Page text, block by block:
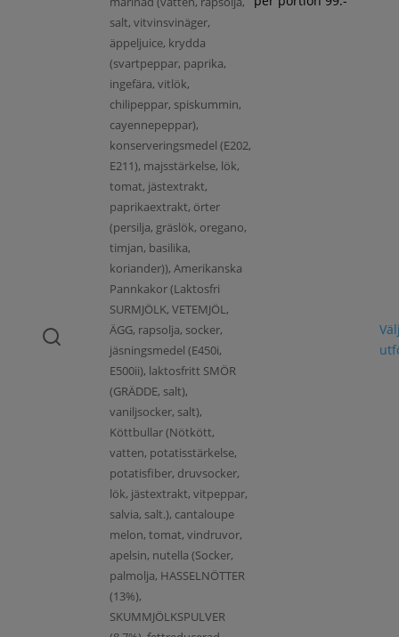
salt, vitvinsvinäger,
äppeljuice, krydda
(svartpeppar, paprika,
ingefära, vitlök,
chilipeppar, spiskummin,
cayennepeppar),
konserveringsmedel (E202,
E211), majsstärkelse, lök,
tomat, jästextrakt,
paprikaextrakt, örter
(persilja, gräslök, oregano,
timjan, basilika,
koriander)), Amerikanska
Pannkakor (Laktosfri
SURMJÖLK, VETEMJÖL,
ÄGG, rapsolja, socker,
jäsningsmedel (E450i,
E500ii), laktosfritt SMÖR
(GRÄDDE, salt),
vaniljsocker, salt),
Köttbullar (Nötkött,
vatten, potatisstärkelse,
potatisfiber, druvsocker,
lök, jästextrakt, vitpeppar,
salvia, salt.), cantaloupe
melon, tomat, vindruvor,
apelsin, nutella (Socker,
palmolja, HASSELNÖTTER
(13%),
SKUMMJÖLKSPULVER